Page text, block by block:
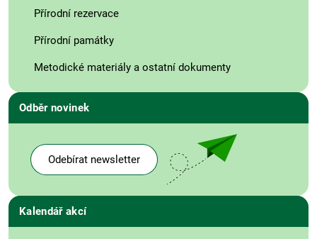
Přírodní rezervace
Přírodní památky
Metodické materiály a ostatní dokumenty
Odběr novinek
Odebírat newsletter
Kalendář akcí